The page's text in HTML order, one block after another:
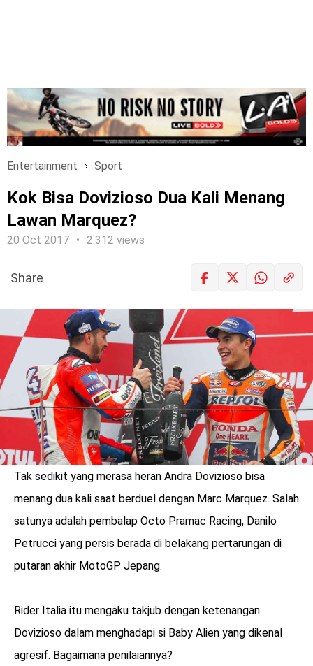
Entertainment Sport
Kok Bisa Dovizioso Dua Kali Menang
Lawan Marquez?
20 Oct 2017 2.312 views
LOGIN
Share
Tak sedikit yang merasa heran Andra Dovizioso bisa
menang dua kali saat berduel dengan Marc Marquez. Salah
satunya adalah pembalap Octo Pramac Racing, Danilo
Petrucci yang persis berada di belakang pertarungan di
putaran akhir MotoGP Jepang.
Rider Italia itu mengaku takjub dengan ketenangan
Dovizioso dalam menghadapi si Baby Alien yang dikenal
agresif. Bagaimana penilaiannya?